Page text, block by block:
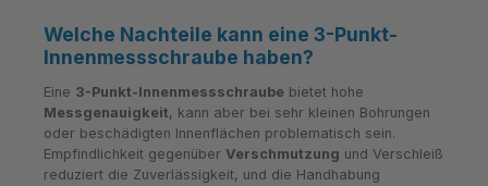
Welche Nachteile kann eine 3-Punkt-
Innenmessschraube haben?
Eine 3-Punkt-Innenmessschraube bietet hohe
Messgenauigkeit, kann aber bei sehr kleinen Bohrungen
oder beschädigten Innenflächen problematisch sein.
Empfindlichkeit gegenüber Verschmutzung und Verschleiß
reduziert die Zuverlässigkeit, und die Handhabung